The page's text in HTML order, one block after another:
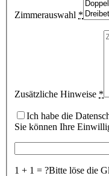
Zimmerauswahl *
Zusätzliche Hinweise *
Ich habe die
Sie können Ihre
1 + 1 = ?Bitte löse die